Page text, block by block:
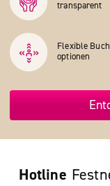
transparent
Flexible
optionen
Hotline